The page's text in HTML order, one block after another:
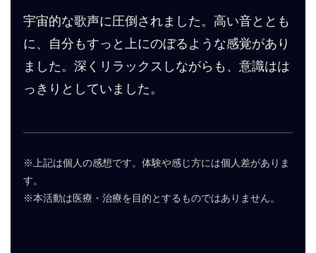
宇宙的な歌声に圧倒されました。高い音ととも
に、自分もすっと上にのぼるような感覚があり
ました。深くリラックスしながらも、意識はは
っきりとしていました。
※上記は個人の感想です。体験や感じ方には個人差がありま
す。
※本活動は医療・治療を目的とするものではありません。